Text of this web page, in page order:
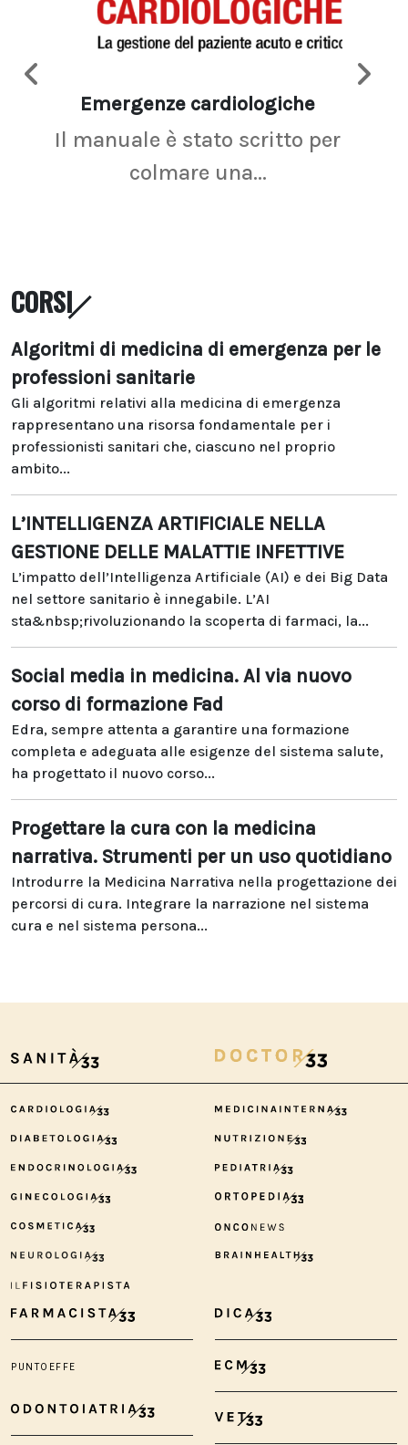
Emergenze cardiologiche
Il manuale è stato scritto per
colmare una...
CORSI
Algoritmi di medicina di emergenza per le
professioni sanitarie
Gli algoritmi relativi alla medicina di emergenza
rappresentano una risorsa fondamentale per i
professionisti sanitari che, ciascuno nel proprio
ambito...
L’INTELLIGENZA ARTIFICIALE NELLA
GESTIONE DELLE MALATTIE INFETTIVE
L’impatto dell’Intelligenza Artificiale (AI) e dei Big Data
nel settore sanitario è innegabile. L’AI
sta&nbsp;rivoluzionando la scoperta di farmaci, la...
Social media in medicina. Al via nuovo
corso di formazione Fad
Edra, sempre attenta a garantire una formazione
completa e adeguata alle esigenze del sistema salute,
ha progettato il nuovo corso...
Progettare la cura con la medicina
narrativa. Strumenti per un uso quotidiano
Introdurre la Medicina Narrativa nella progettazione dei
percorsi di cura. Integrare la narrazione nel sistema
cura e nel sistema persona...